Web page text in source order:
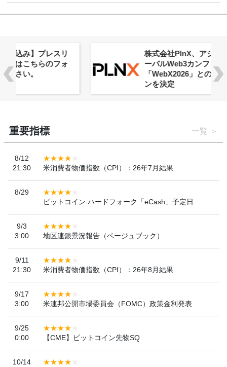
株式会社PlnX、アジア最大級のグロ
ーバルWeb3カンファレンス
「WebX2026」とのコラボレーショ
重要指標 一覧
8/12
21:30
米消費者物価指数（CPI）：26年7月結果
8/29
ビットコイン:ハードフォーク「eCash」予定日
9/3
3:00
地区連銀景況報告（ベージュブック）
9/11
21:30
米消費者物価指数（CPI）：26年8月結果
9/17
3:00
米連邦公開市場委員会（FOMC）政策金利発表
9/25
0:00
【CME】ビットコイン先物SQ
10/14